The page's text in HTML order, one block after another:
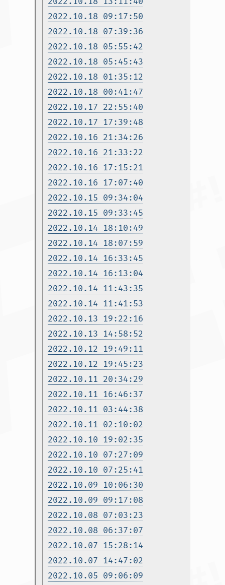
2022.10.18 09:17:50
2022.10.18 07:39:36
2022.10.18 05:55:42
2022.10.18 05:45:43
2022.10.18 01:35:12
2022.10.18 00:41:47
2022.10.17 22:55:40
2022.10.17 17:39:48
2022.10.16 21:34:26
2022.10.16 21:33:22
2022.10.16 17:15:21
2022.10.16 17:07:40
2022.10.15 09:34:04
2022.10.15 09:33:45
2022.10.14 18:10:49
2022.10.14 18:07:59
2022.10.14 16:33:45
2022.10.14 16:13:04
2022.10.14 11:43:35
2022.10.14 11:41:53
2022.10.13 19:22:16
2022.10.13 14:58:52
2022.10.12 19:49:11
2022.10.12 19:45:23
2022.10.11 20:34:29
2022.10.11 16:46:37
2022.10.11 03:44:38
2022.10.11 02:10:02
2022.10.10 19:02:35
2022.10.10 07:27:09
2022.10.10 07:25:41
2022.10.09 10:06:30
2022.10.09 09:17:08
2022.10.08 07:03:23
2022.10.08 06:37:07
2022.10.07 15:28:14
2022.10.07 14:47:02
2022.10.05 09:06:09